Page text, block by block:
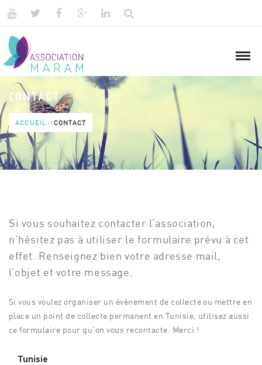
CONTACT
ACCUEIL CONTACT
Si vous souhaitez contacter l’association,
n’hésitez pas à utiliser le formulaire prévu à cet
effet. Renseignez bien votre adresse mail,
l’objet et votre message.
Si vous voulez organiser un évènement de collecte ou mettre en
place un point de collecte permanent en Tunisie, utilisez aussi
ce formulaire pour qu’on vous recontacte. Merci !
Tunisie